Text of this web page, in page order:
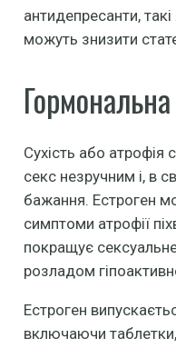
антидепресанти,
можуть знизити
Сухість або атрофія
секс незручним і, в
бажання. Естроген
симптоми атрофії
покращує
розладом
Естроген
включаючи таблетки,